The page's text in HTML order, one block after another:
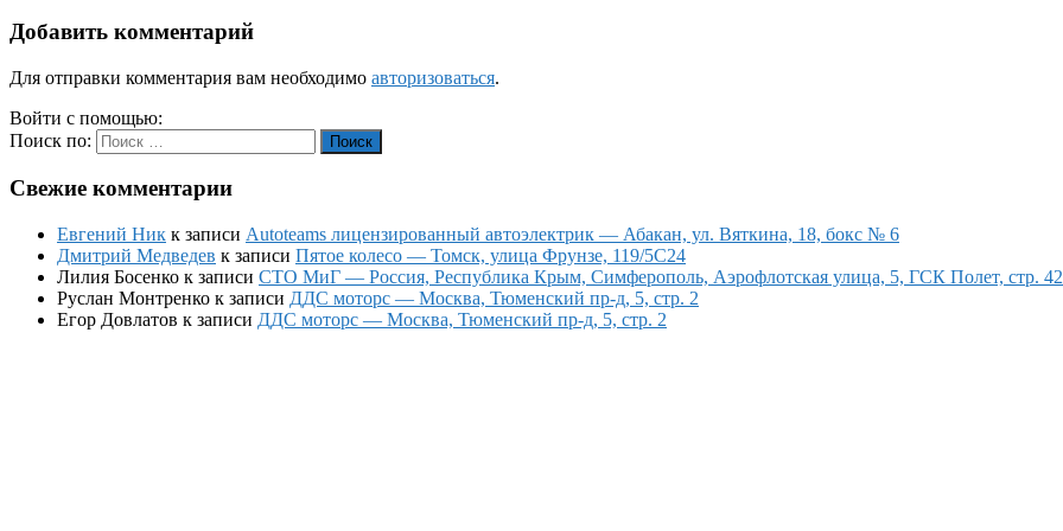
Добавить комментарий
Для отправки комментария вам необходимо авторизоваться.
Войти с помощью:
Поиск по:
Поиск
Свежие комментарии
Евгений Ник к записи Autoteams лицензированный автоэлектрик — Абакан, ул. Вяткина, 18, бокс № 6
Дмитрий Медведев к записи Пятое колесо — Томск, улица Фрунзе, 119/5С24
Лилия Босенко к записи СТО МиГ — Россия, Республика Крым, Симферополь, Аэрофлотская улица, 5, ГСК Полет, стр.
Руслан Монтренко к записи ДДС моторс — Москва, Тюменский пр-д, 5, стр. 2
Егор Довлатов к записи ДДС моторс — Москва, Тюменский пр-д, 5, стр. 2